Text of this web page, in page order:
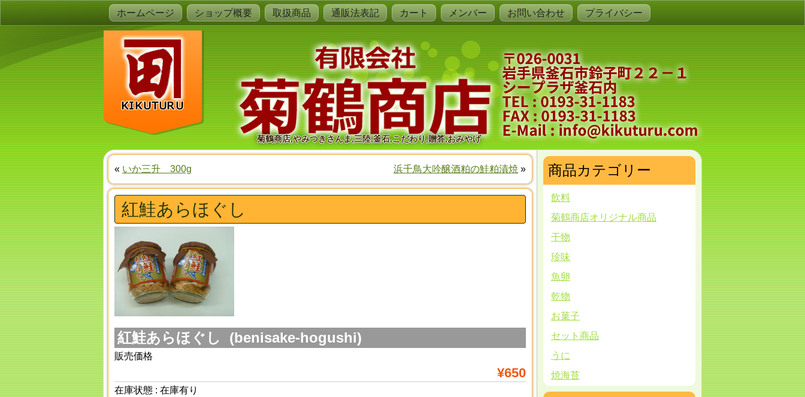
ホームページ ショップ概要 取扱商品 通販法表記 カート メンバー お問い合わせ プライバシー
菊鶴商店,やみつきさんま,三陸,釜石,こだわり,贈答,おみやげ
« いか三升 300g 浜千鳥大吟醸酒粕の鮭粕漬焼 »
紅鮭あらほぐし
紅鮭あらほぐし (benisake-hogushi)
販売価格
¥650
在庫状態 : 在庫有り
商品カテゴリー
飲料
菊鶴商店オリジナル商品
干物
珍味
魚卵
乾物
お菓子
セット商品
うに
焼海苔